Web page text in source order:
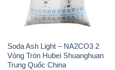
Soda Ash Light – NA2CO3 2
Vòng Tròn Hubei Shuanghuan
Trung Quốc China